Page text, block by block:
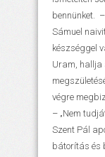
bennünket.
Sámuel
készséggel
Uram, hallja
végre
– „Nem
Szent Pál
bátorítás és